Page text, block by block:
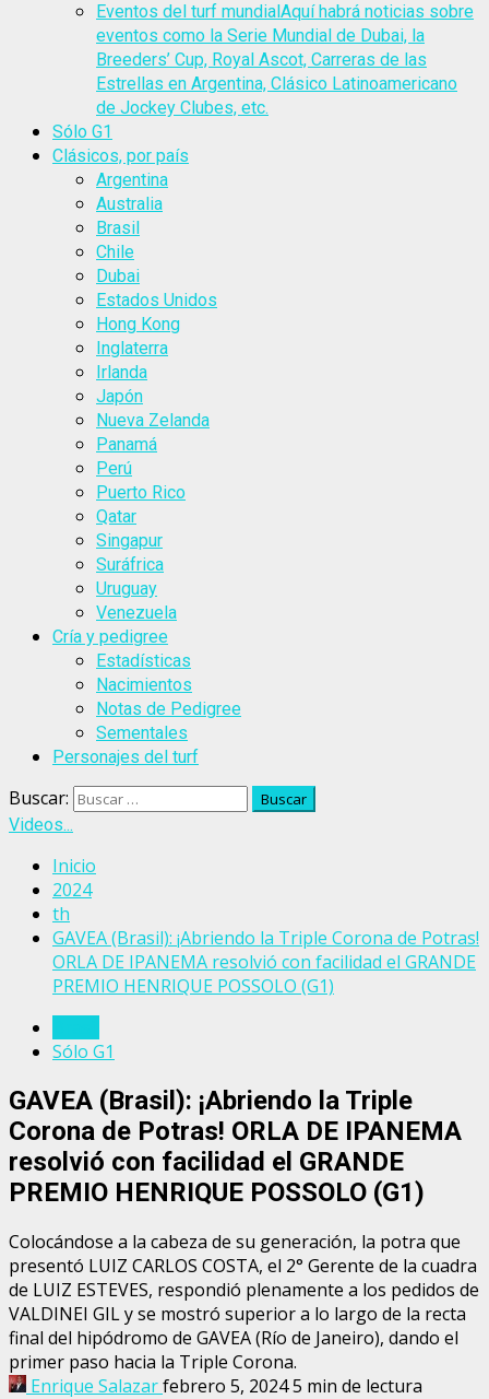
Eventos del turf mundialAquí habrá noticias sobre
eventos como la Serie Mundial de Dubai, la
Breeders’ Cup, Royal Ascot, Carreras de las
Estrellas en Argentina, Clásico Latinoamericano
de Jockey Clubes, etc.
Sólo G1
Clásicos, por país
Argentina
Australia
Brasil
Chile
Dubai
Estados Unidos
Hong Kong
Inglaterra
Irlanda
Japón
Nueva Zelanda
Panamá
Perú
Puerto Rico
Qatar
Singapur
Suráfrica
Uruguay
Venezuela
Cría y pedigree
Estadísticas
Nacimientos
Notas de Pedigree
Sementales
Personajes del turf
Buscar:
Videos...
Inicio
2024
th
GAVEA (Brasil): ¡Abriendo la Triple Corona de Potras!
ORLA DE IPANEMA resolvió con facilidad el GRANDE
PREMIO HENRIQUE POSSOLO (G1)
Sólo G1
GAVEA (Brasil): ¡Abriendo la Triple
Corona de Potras! ORLA DE IPANEMA
resolvió con facilidad el GRANDE
PREMIO HENRIQUE POSSOLO (G1)
Colocándose a la cabeza de su generación, la potra que
presentó LUIZ CARLOS COSTA, el 2° Gerente de la cuadra
de LUIZ ESTEVES, respondió plenamente a los pedidos de
VALDINEI GIL y se mostró superior a lo largo de la recta
final del hipódromo de GAVEA (Río de Janeiro), dando el
primer paso hacia la Triple Corona.
Enrique Salazarfebrero 5, 20245 min de lectura